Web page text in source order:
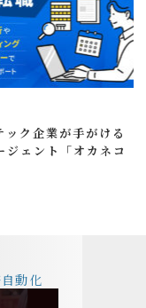
ック企業が手がける
ジェント「オカネコ
動化